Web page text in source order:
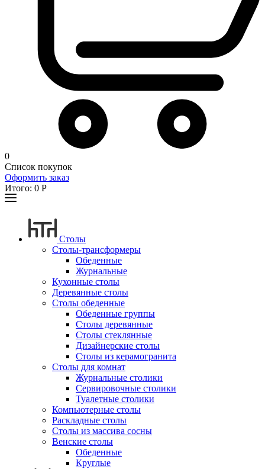
0
Список покупок
Оформить заказ
Итого: 0 Р
Столы
Столы-трансформеры
Обеденные
Журнальные
Кухонные столы
Деревянные столы
Столы обеденные
Обеденные группы
Столы деревянные
Столы стеклянные
Дизайнерские столы
Столы из керамогранита
Столы для комнат
Журнальные столики
Сервировочные столики
Туалетные столики
Компьютерные столы
Раскладные столы
Столы из массива сосны
Венские столы
Обеденные
Круглые